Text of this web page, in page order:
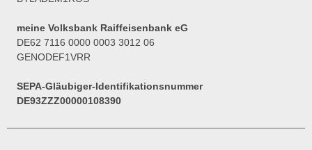
meine Volksbank Raiffeisenbank eG
DE62 7116 0000 0003 3012 06
GENODEF1VRR
SEPA-Gläubiger-Identifikationsnummer
DE93ZZZ00000108390